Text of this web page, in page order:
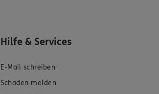
Hilfe & Services
E-Mail schreiben
Schaden melden